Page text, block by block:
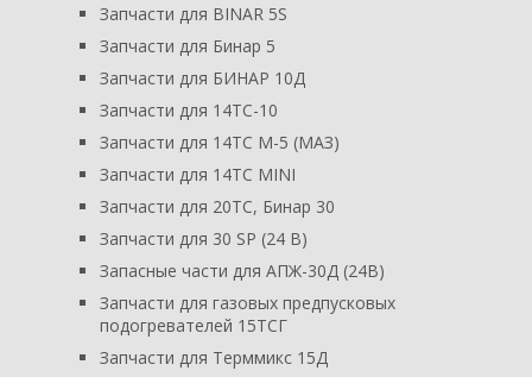
Запчасти для BINAR 5S
Запчасти для Бинар 5
Запчасти для БИНАР 10Д
Запчасти для 14ТС-10
Запчасти для 14ТС М-5 (МАЗ)
Запчасти для 14ТС MINI
Запчасти для 20ТС, Бинар 30
Запчасти для 30 SP (24 В)
Запасные части для АПЖ-30Д (24В)
Запчасти для газовых предпусковых
подогревателей 15ТСГ
Запчасти для Терммикс 15Д